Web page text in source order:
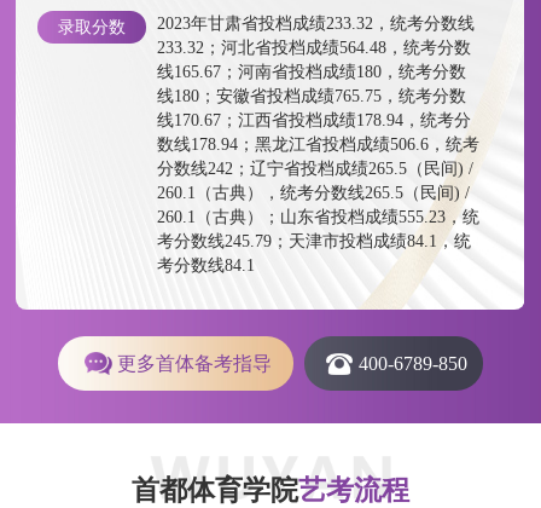
录取分数
2023年甘肃省投档成绩233.32，统考分数线
233.32；河北省投档成绩564.48，统考分数
线165.67；河南省投档成绩180，统考分数
线180；安徽省投档成绩765.75，统考分数
线170.67；江西省投档成绩178.94，统考分
数线178.94；黑龙江省投档成绩506.6，统考
分数线242；辽宁省投档成绩265.5（民间) /
260.1（古典），统考分数线265.5（民间) /
260.1（古典）；山东省投档成绩555.23，统
考分数线245.79；天津市投档成绩84.1，统
考分数线84.1
更多首体备考指导 400-6789-850
首都体育学院艺考流程